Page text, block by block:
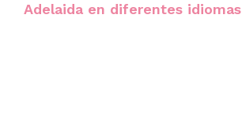
Adelaida en diferentes idiomas